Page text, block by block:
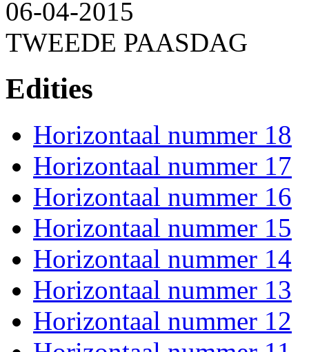
06-04-2015
TWEEDE PAASDAG
Edities
Horizontaal nummer 18
Horizontaal nummer 17
Horizontaal nummer 16
Horizontaal nummer 15
Horizontaal nummer 14
Horizontaal nummer 13
Horizontaal nummer 12